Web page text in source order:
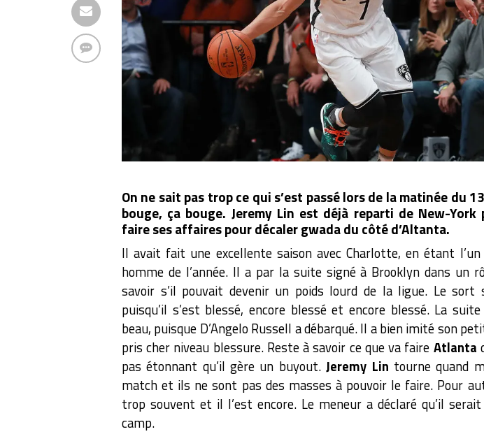
On ne sait pas trop ce qui s’est passé lors de la matinée du
bouge, ça bouge. Jeremy Lin est déjà reparti de New-York
faire ses affaires pour décaler gwada du côté d’Altanta.
Il avait fait une excellente saison avec Charlotte, en étant
homme de l’année. Il a par la suite signé à Brooklyn dans un
savoir s’il pouvait devenir un poids lourd de la ligue. Le sort
puisqu’il s’est blessé, encore blessé et encore blessé. La
beau, puisque D’Angelo Russell a débarqué. Il a bien imité son
pris cher niveau blessure. Reste à savoir ce que va faire Atlanta
pas étonnant qu’il gère un buyout.Jeremy Lin tourne quand
match et ils ne sont pas des masses à pouvoir le faire. Pour
trop souvent et il l’est encore. Le meneur a déclaré qu’il
camp.